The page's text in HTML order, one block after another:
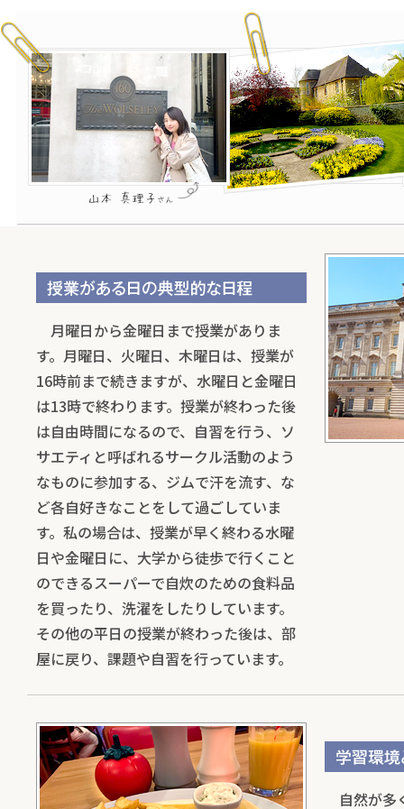
月曜日から金曜日まで授業がありま
す。月曜日、火曜日、木曜日は、授業が
16時前まで続きますが、水曜日と金曜日
は13時で終わります。授業が終わった後
は自由時間になるので、自習を行う、ソ
サエティと呼ばれるサークル活動のよう
なものに参加する、ジムで汗を流す、な
ど各自好きなことをして過ごしていま
す。私の場合は、授業が早く終わる水曜
日や金曜日に、大学から徒歩で行くこと
のできるスーパーで自炊のための食料品
を買ったり、洗濯をしたりしています。
その他の平日の授業が終わった後は、部
屋に戻り、課題や自習を行っています。
自然が多